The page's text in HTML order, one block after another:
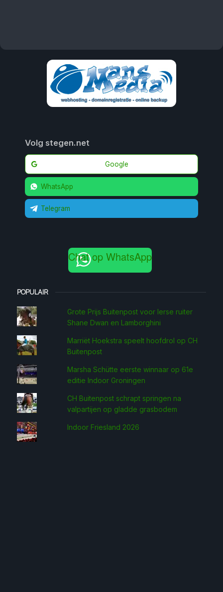
Volg stegen.net
Google
WhatsApp
Telegram
Chat op WhatsApp
POPULAIR
Grote Prijs Buitenpost voor Ierse ruiter
Shane Dwan en Lamborghini
Marriët Hoekstra speelt hoofdrol op CH
Buitenpost
Marsha Schütte eerste win­naar op 61e
editie Indoor Groningen
CH Buitenpost schrapt springen na
valpartijen op gladde grasbodem
Indoor Friesland 2026